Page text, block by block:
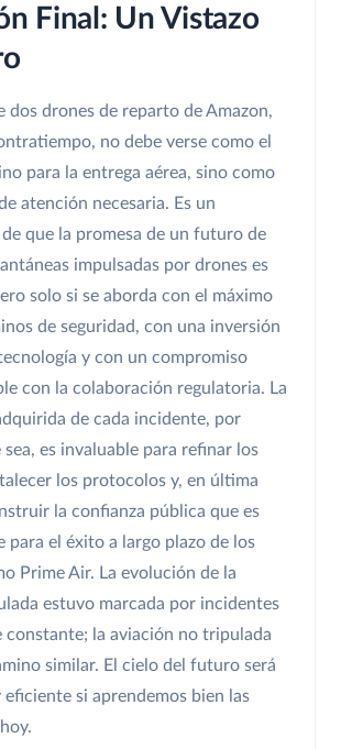
Final: Un Vistazo
dos drones de reparto de Amazon,
no debe verse como el
para la entrega aérea, sino como
atención necesaria. Es un
que la promesa de un futuro de
impulsadas por drones es
solo si se aborda con el máximo
de seguridad, con una inversión
y con un compromiso
con la colaboración regulatoria. La
de cada incidente, por
sea, es invaluable para refinar los
los protocolos y, en última
la confianza pública que es
para el éxito a largo plazo de los
Prime Air. La evolución de la
estuvo marcada por incidentes
constante; la aviación no tripulada
similar. El cielo del futuro será
eficiente si aprendemos bien las